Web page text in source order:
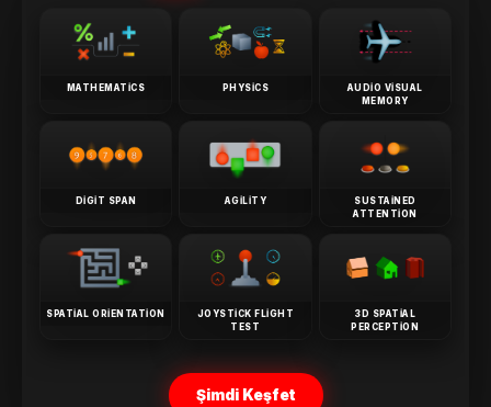
MATHEMATICS PHYSICS
AUDIO VISUAL
MEMORY
DIGIT SPAN AGILITY
SUSTAINED
ATTENTION
SPATIAL ORIENTATION
JOYSTICK FLIGHT
TEST
3D SPATIAL
PERCEPTION
Şimdi Keşfet